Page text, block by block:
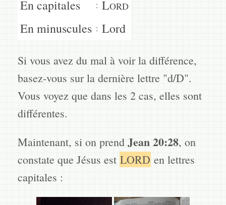
En capitales : LORD
En minuscules : Lord
Si vous avez du mal à voir la différence,
basez-vous sur la dernière lettre "d/D".
Vous voyez que dans les 2 cas, elles sont
différentes.
Maintenant, si on prendJean 20:28, on
constate que Jésus est LORD en lettres
capitales :